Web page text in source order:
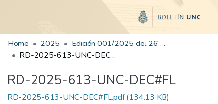
Home 2025
Edición 001/2025 del 26 de mayo de 2025
RD-2025-613-UNC-DEC#FL
RD-2025-613-UNC-DEC#FL
RD-2025-613-UNC-DEC#FL.pdf(134.13 KB)